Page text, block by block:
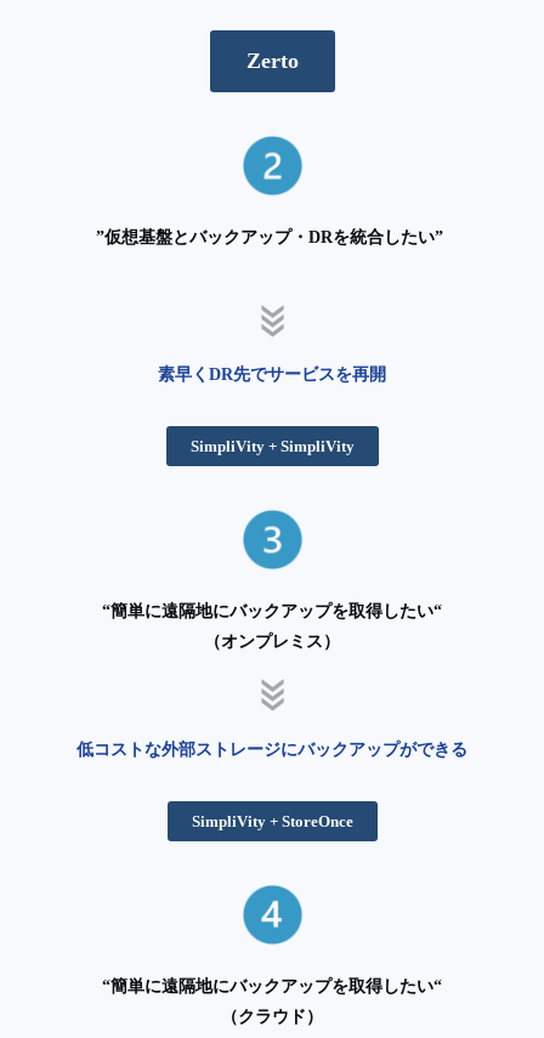
Zerto
”仮想基盤とバックアップ・DRを統合したい”
素早くDR先でサービスを再開
SimpliVity + SimpliVity
“簡単に遠隔地にバックアップを取得したい“
（オンプレミス）
低コストな外部ストレージにバックアップができる
SimpliVity + StoreOnce
“簡単に遠隔地にバックアップを取得したい“
（クラウド）